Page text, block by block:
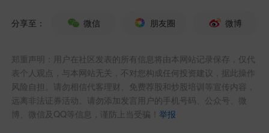
分享至： 微信 朋友圈 微博
郑重声明：用户在社区发表的所有信息将由本网站记录保存，仅代
表个人观点，与本网站无关，不对您构成任何投资建议，据此操作
风险自担。请勿相信代客理财、免费荐股和炒股培训等宣传内容，
远离非法证券活动。请勿添加发言用户的手机号码、公众号、微
博、微信及QQ等信息，谨防上当受骗！举报